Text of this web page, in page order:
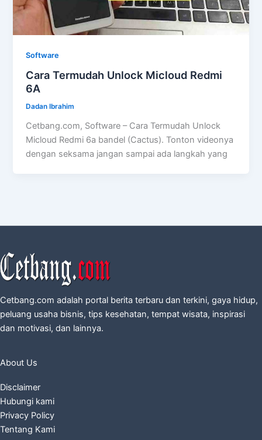
Software
Cara Termudah Unlock Micloud Redmi
6A
Dadan Ibrahim
Cetbang.com, Software – Cara Termudah Unlock
Micloud Redmi 6a bandel (Cactus). Tonton videonya
dengan seksama jangan sampai ada langkah yang
Cetbang.com adalah portal berita terbaru dan terkini, gaya hidup,
peluang usaha bisnis, tips kesehatan, tempat wisata, inspirasi
dan motivasi, dan lainnya.
About Us
Disclaimer
Hubungi kami
Privacy Policy
Tentang Kami